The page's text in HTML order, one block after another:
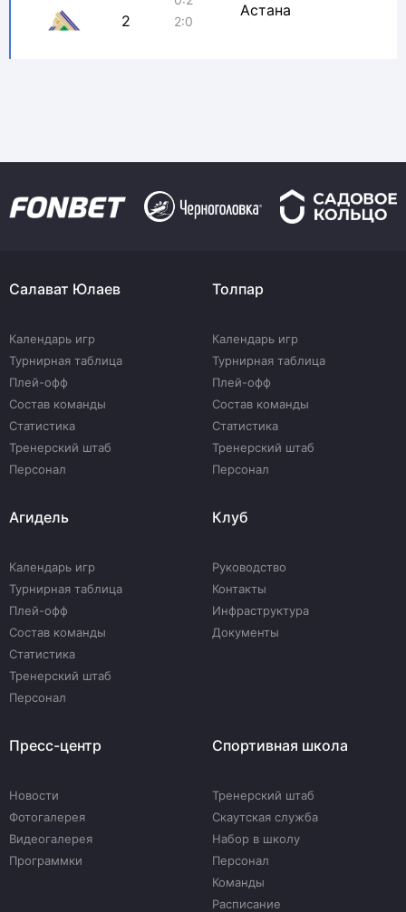
2
2:0
Астана
Салават Юлаев
Календарь игр
Турнирная таблица
Плей-офф
Состав команды
Статистика
Тренерский штаб
Персонал
Толпар
Календарь игр
Турнирная таблица
Плей-офф
Состав команды
Статистика
Тренерский штаб
Персонал
Агидель
Календарь игр
Турнирная таблица
Плей-офф
Состав команды
Статистика
Тренерский штаб
Персонал
Клуб
Руководство
Контакты
Инфраструктура
Документы
Пресс-центр
Новости
Фотогалерея
Видеогалерея
Программки
Спортивная школа
Тренерский штаб
Скаутская служба
Набор в школу
Персонал
Команды
Расписание